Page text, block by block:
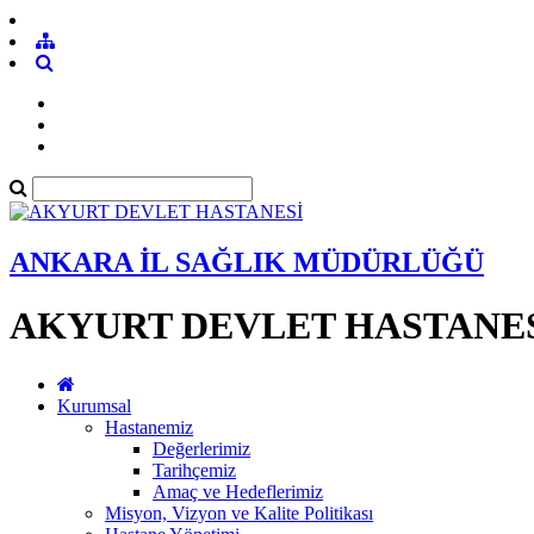
ANKARA İL SAĞLIK MÜDÜRLÜĞÜ
AKYURT DEVLET
Kurumsal
Hastanemiz
Değerlerimiz
Tarihçemiz
Amaç ve Hedeflerimiz
Misyon, Vizyon ve Kalite Politikası